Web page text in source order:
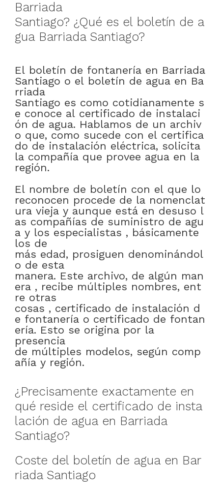
Barriada
Santiago? ¿Qué es el boletín de a
gua Barriada Santiago?
El boletín de fontanería en Barriada
Santiago o el boletín de agua en Ba
rriada
Santiago es como cotidianamente s
e conoce al certificado de instalaci
ón de agua. Hablamos de un archiv
o que, como sucede con el certifica
do de instalación eléctrica, solicita
la compañía que provee agua en la
región.
El nombre de boletín con el que lo
reconocen procede de la nomenclat
ura vieja y aunque está en desuso l
as compañías de suministro de agu
a y los especialistas , básicamente
los de
más edad, prosiguen denominándol
o de esta
manera. Este archivo, de algún man
era , recibe múltiples nombres, ent
re otras
cosas , certificado de instalación d
e fontanería o certificado de fontan
ería. Esto se origina por la
presencia
de múltiples modelos, según comp
añía y región.
¿Precisamente exactamente en
qué reside el certificado de insta
lación de agua en Barriada
Santiago?
Coste del boletín de agua en Bar
riada Santiago